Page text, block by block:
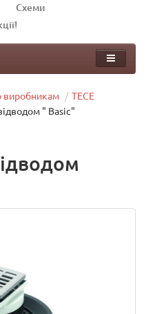
Схеми
виробникам
TECE
" Basic"